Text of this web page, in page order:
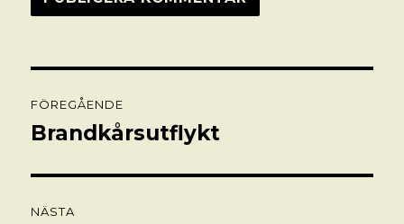
FÖREGÅENDE
Föregående
Brandkårsutflykt
NÄSTA